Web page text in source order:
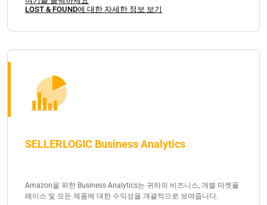
LOST & FOUND에 대한 자세한 정보 보기
SELLERLOGIC Business Analytics
Amazon을 위한 Business Analytics는 귀하의 비즈니스, 개별 마켓플
레이스 및 모든 제품에 대한 수익성을 개괄적으로 보여줍니다.